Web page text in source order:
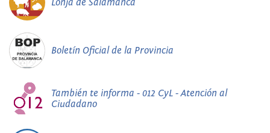
Boletín Oficial de la Provincia
También te informa - 012 CyL - Atención al
Ciudadano